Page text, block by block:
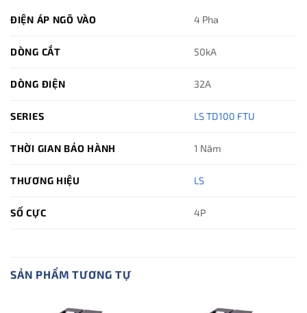
ĐIỆN ÁP NGÕ VÀO 4 Pha
DÒNG CẮT 50kA
DÒNG ĐIỆN 32A
SERIES LS TD100 FTU
THỜI GIAN BẢO HÀNH 1 Năm
THƯƠNG HIỆU LS
SỐ CỰC 4P
SẢN PHẨM TƯƠNG TỰ